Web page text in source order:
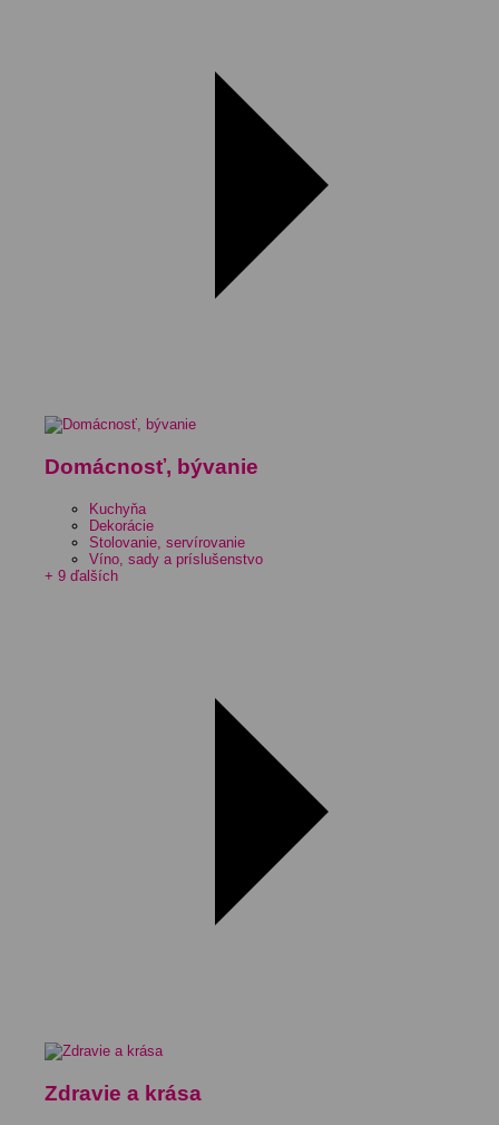
Domácnosť, bývanie
Kuchyňa
Dekorácie
Stolovanie, servírovanie
Víno, sady a príslušenstvo
+ 9 ďalších
Zdravie a krása